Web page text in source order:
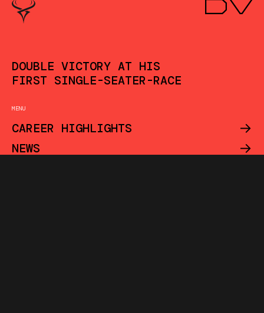
DOUBLE VICTORY AT HIS
FIRST SINGLE-SEATER-RACE
MENU
CAREER HIGHLIGHTS ->
NEWS ->